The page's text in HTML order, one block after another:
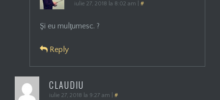
iulie 27, 2018 la 8:02 am #
Şi eu mulţumesc. ?
Reply
CLAUDIU
iulie 27, 2018 la 9:27 am #